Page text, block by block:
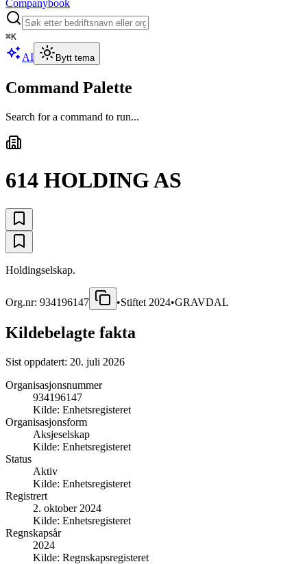
Companybook
⌘K
AI Bytt tema
Command Palette
Search for a command to run...
614 HOLDING AS
Holdingselskap.
Org.nr: 934196147 •Stiftet 2024•GRAVDAL
Kildebelagte fakta
Sist oppdatert: 20. juli 2026
Organisasjonsnummer
934196147
Kilde: Enhetsregisteret
Organisasjonsform
Aksjeselskap
Kilde: Enhetsregisteret
Status
Aktiv
Kilde: Enhetsregisteret
Registrert
2. oktober 2024
Kilde: Enhetsregisteret
Regnskapsår
2024
Kilde: Regnskapsregisteret